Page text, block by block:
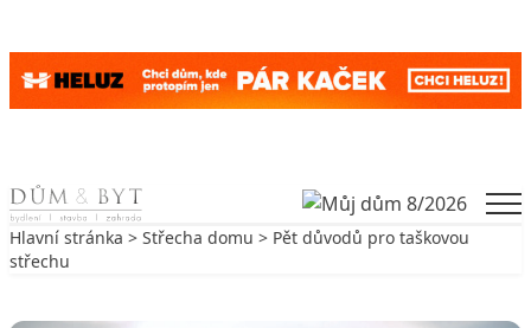
Skip to content
Hlavní stránka > Střecha domu > Pět důvodů pro taškovou
střechu